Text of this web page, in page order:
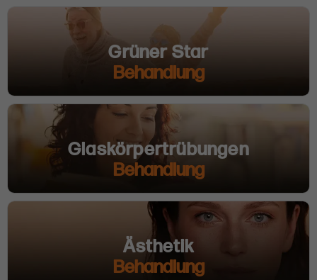
Grüner Star
Behandlung
Glaskörpertrübungen
Behandlung
Ästhetik
Behandlung